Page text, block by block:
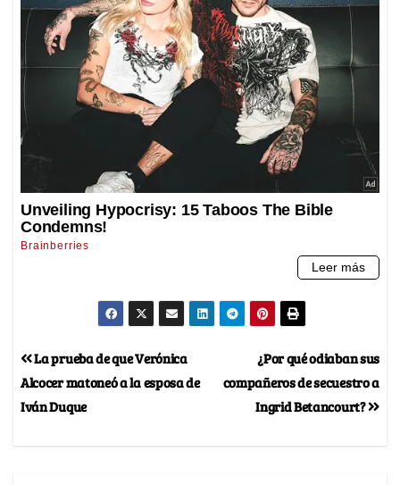
¿Por qué odiaban sus
compañeros de secuestro a
Ingrid Betancourt?
La prueba de que Verónica
Alcocer matoneó a la esposa de
Iván Duque